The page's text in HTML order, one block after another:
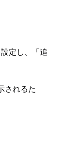
定し、「追
されるた